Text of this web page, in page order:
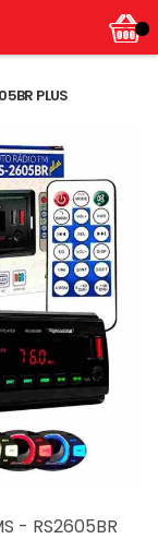
PLUS
- RS2605BR